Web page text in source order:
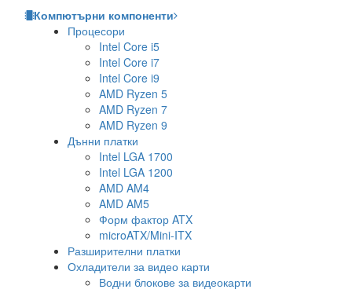
Компютърни компоненти
Процесори
Intel Core i5
Intel Core i7
Intel Core i9
AMD Ryzen 5
AMD Ryzen 7
AMD Ryzen 9
Дънни платки
Intel LGA 1700
Intel LGA 1200
AMD AM4
AMD AM5
Форм фактор ATX
microATX/Mini-ITX
Разширителни платки
Охладители за видео карти
Водни блокове за видеокарти